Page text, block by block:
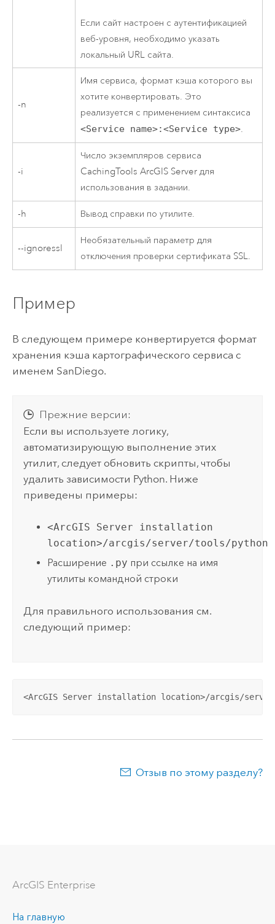
Если сайт настроен с аутентификацией
веб-уровня, необходимо указать
локальный URL сайта.
-n
Имя сервиса, формат кэша которого вы
хотите конвертировать. Это
реализуется с применением синтаксиса
<Service name>:<Service type>.
-i
Число экземпляров сервиса
CachingToolsArcGIS Server для
использования в задании.
-h Вывод справки по утилите.
--ignoressl
Необязательный параметр для
отключения проверки сертификата SSL.
Пример
В следующем примере конвертируется формат
хранения кэша картографического сервиса с
именем SanDiego.
Прежние версии:
Если вы используете логику,
автоматизирующую выполнение этих
утилит, следует обновить скрипты, чтобы
удалить зависимости Python. Ниже
приведены примеры:
<ArcGIS Server installation
location>/arcgis/server/tools/python
Расширение .py при ссылке на имя
утилиты командной строки
Для правильного использования см.
следующий пример:
<ArcGIS Server installation location>/arcgis/server/
Отзыв по этому разделу?
ArcGIS Enterprise
На главную